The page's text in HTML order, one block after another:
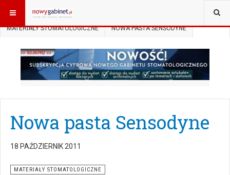
JESTEŚ TUTAJ: START
MATERIAŁY STOMATOLOGICZNE NOWA PASTA SENSODYNE
Nowa pasta Sensodyne
18 PAŹDZIERNIK 2011
MATERIAŁY STOMATOLOGICZNE